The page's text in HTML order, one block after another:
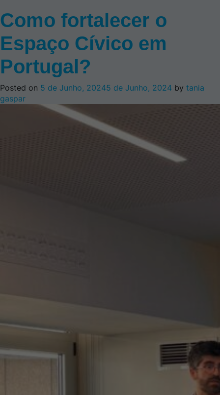
Como fortalecer o
Espaço Cívico em
Portugal?
Posted on 5 de Junho, 20245 de Junho, 2024 by tania
gaspar